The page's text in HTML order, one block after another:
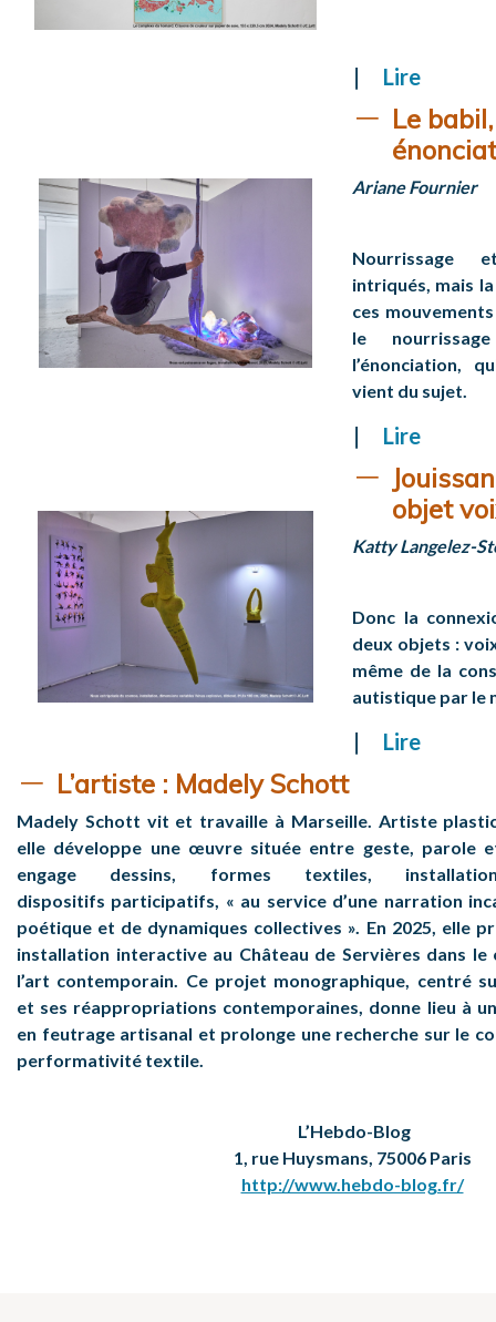
Lire
Le
Ariane Fournier
Nourrissage
intriqués, mais
ces
le
l’énonciation,
vient du sujet.
Lire
objet
Katty Langelez-
Donc la
deux objets :
même de la
autistique par le
Lire
L’artiste : Madely Schott
Madely Schott vit et travaille à Marseille. Artiste
elle développe une œuvre située entre geste, parole
engage dessins, formes textiles,
dispositifs participatifs, « au service d’une narration
poétique et de dynamiques collectives ». En 2025, elle
installation interactive au Château de Servières dans
l’art contemporain. Ce projet monographique, centré
et ses réappropriations contemporaines, donne lieu à
en feutrage artisanal et prolonge une recherche sur le
performativité textile.
L’Hebdo-Blog
1, rue Huysmans, 75006 Paris
http://www.hebdo-blog.fr/